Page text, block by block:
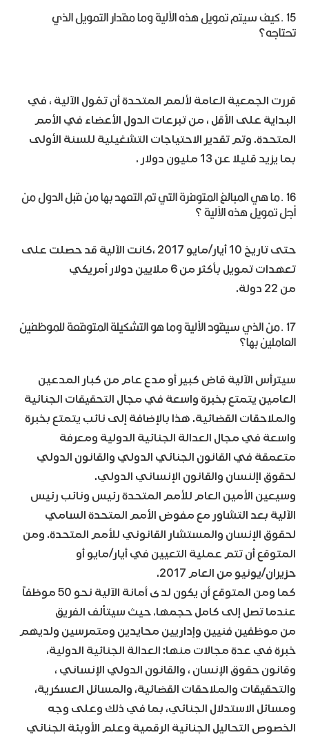
15 .كيف سيتم تمويل هذه الآلية وما مقدار التمويل الذي
تحتاجه؟
قررت الجمعية العامة لألمم المتحدة أن تمّول الآلية ، في
البداية على الأقل ، من تبرعات الدول الأعضاء في الأمم
المتحدة. وتم تقدير الاحتياجات التشغيلية للسنة الأولى
بما يزيد قليلا عن 13 مليون دولار .
16 .ما هي المبالغ المتوفرة التي تم التعهد بها من قبل الدول من
أجل تمويل هذه الآلية ؟
حتى تاريخ 10 أيار/مايو 2017 ،كانت الآلية قد حصلت على
تعهدات تمويل بأكثر من 6 ملايين دولار أمريكي
من 22 دولة.
17 .من الذي سيقود الآلية وما هو التشكيلة المتوقعة للموظفين
العاملين بها؟
سيترأس الآلية قاض كبير أو مدع عام من كبار المدعين
العامين يتمتع بخبرة واسعة في مجال التحقيقات الجنائية
والملاحقات القضائية. هذا بالإضافة إلى نائب يتمتع بخبرة
واسعة في مجال العدالة الجنائية الدولية ومعرفة
متعمقة في القانون الجنائي الدولي والقانون الدولي
لحقوق اإلنسان والقانون الإنساني الدولي.
وسيعين الأمين العام للأمم المتحدة رئيس ونائب رئيس
الآلية بعد التشاور مع مفوض الأمم المتحدة السامي
لحقوق الإنسان والمستشار القانوني للأمم المتحدة. ومن
المتوقع أن تتم عملية التعيين في أيار/مايو أو
حزيران/يونيو من العام 2017.
كما ومن المتوقع أن يكون لدى أمانة الآلية نحو 50 موظفاً
عندما تصل إلى كامل حجمها. حيث سيتألف الفريق
من موظفين فنيين وإداريين محايدين ومتمرسين ولديهم
خبرة في عدة مجالات منها: العدالة الجنائية الدولية،
وقانون حقوق الإنسان ، والقانون الدولي الإنساني ،
والتحقيقات والملاحقات القضائية، والمسائل العسكرية،
ومسائل الاستدلال الجنائي، بما في ذلك وعلى وجه
الخصوص التحاليل الجنائية الرقمية وعلم الأوبئة الجنائي